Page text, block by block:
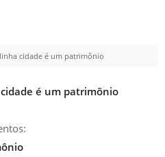
cidade é um patrimônio
é um patrimônio